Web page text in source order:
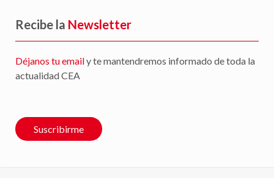
Recibe la Newsletter
Déjanos tu emaily te mantendremos informado de toda la
actualidad CEA
Suscribirme